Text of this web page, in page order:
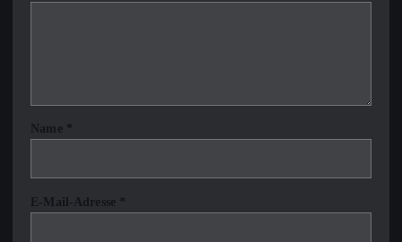
Name *
E-Mail-Adresse *